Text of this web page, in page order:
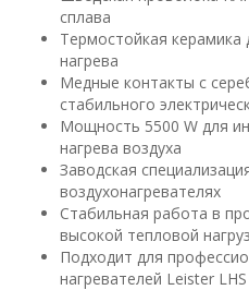
сплава
Термостойкая керамика
нагрева
Медные контакты с
стабильного
Мощность 5500 W для
нагрева воздуха
Заводская
воздухонагревателях
Стабильная работа в
высокой тепловой
Подходит для
нагревателей Leister